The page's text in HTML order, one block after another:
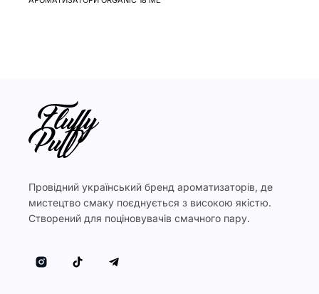
Провідний український бренд ароматизаторів, де
мистецтво смаку поєднується з високою якістю.
Створений для поціновувачів смачного пару.